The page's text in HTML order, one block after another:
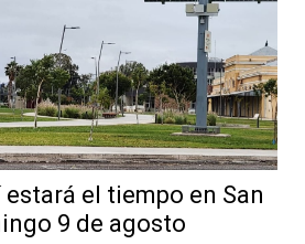
estará el tiempo en San
9 de agosto